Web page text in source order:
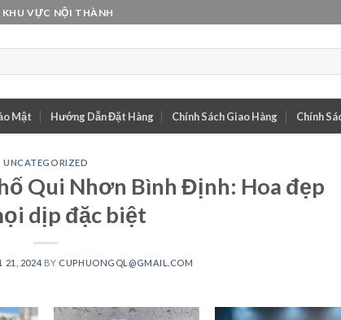
VỰC NỘI THÀNH
Mật Hướng Dẫn Đặt Hàng Chính Sách Giao Hàng Chính
UNCATEGORIZED
Qui Nhơn Bình Định: Hoa đẹp
dịp đặc biệt
21, 2024 BY CUPHUONGQL@GMAIL.COM